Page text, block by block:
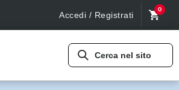
Accedi / Registrati
0
Cerca nel sito